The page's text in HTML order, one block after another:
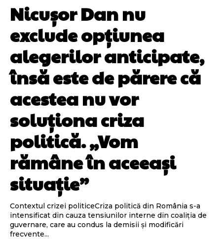
Nicușor Dan nu
exclude opțiunea
alegerilor anticipate,
însă este de părere că
acestea nu vor
soluționa criza
politică. „Vom
rămâne în aceeași
situație”
Contextul crizei politiceCriza politică din România s-a
intensificat din cauza tensiunilor interne din coaliția de
guvernare, care au condus la demisii și modificări
frecvente...